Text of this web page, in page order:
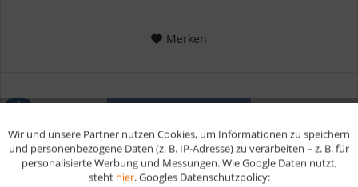
Merken
Funktionale Aktiv
Aktiv
Wir und unsere Partner nutzen Cookies, um Informationen zu speichern
und personenbezogene Daten (z. B. IP-Adresse) zu verarbeiten – z. B. für
personalisierte Werbung und Messungen. Wie Google Daten nutzt,
steht hier. Googles Datenschutzpolicy: